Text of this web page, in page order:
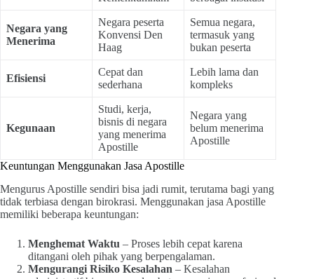
Negara yang
Menerima
Negara peserta
Konvensi Den
Haag
Semua negara,
termasuk yang
bukan peserta
Efisiensi
Cepat dan
sederhana
Lebih lama dan
kompleks
Kegunaan
Studi, kerja,
bisnis di negara
yang menerima
Apostille
Negara yang
belum menerima
Apostille
Keuntungan Menggunakan Jasa Apostille
Mengurus Apostille sendiri bisa jadi rumit, terutama bagi yang
tidak terbiasa dengan birokrasi. Menggunakan jasa Apostille
memiliki beberapa keuntungan:
Menghemat Waktu – Proses lebih cepat karena
ditangani oleh pihak yang berpengalaman.
Mengurangi Risiko Kesalahan – Kesalahan